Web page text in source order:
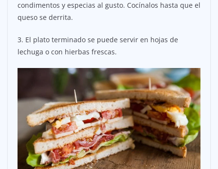
condimentos y especias al gusto. Cocínalos hasta que el
queso se derrita.
3. El plato terminado se puede servir en hojas de
lechuga o con hierbas frescas.